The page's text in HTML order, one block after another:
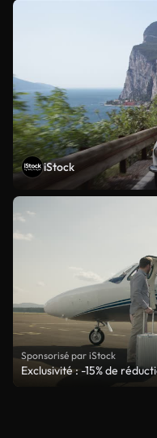
iStock
Sponsorisé par iStock
Exclusivité : -15% de